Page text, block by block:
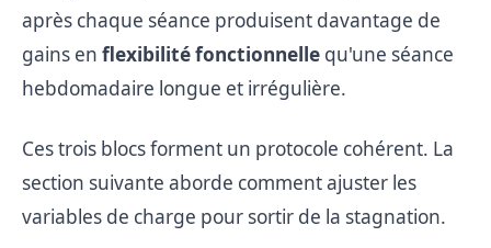
après chaque séance produisent davantage de
gains en flexibilité fonctionnelle qu'une séance
hebdomadaire longue et irrégulière.
Ces trois blocs forment un protocole cohérent. La
section suivante aborde comment ajuster les
variables de charge pour sortir de la stagnation.